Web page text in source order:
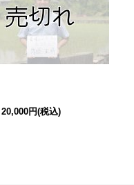
20,000円(税込)